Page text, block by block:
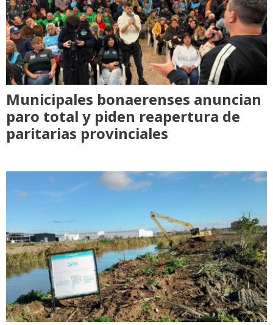
Municipales bonaerenses anuncian
paro total y piden reapertura de
paritarias provinciales